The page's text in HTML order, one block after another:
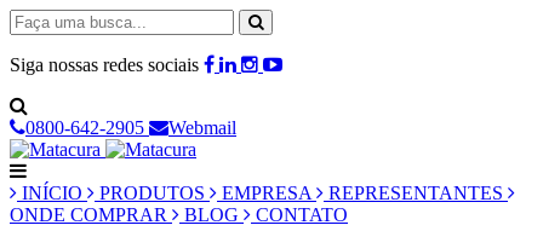
Siga nossas redes sociais
0800-642-2905 Webmail
INÍCIO PRODUTOS EMPRESA
REPRESENTANTES
ONDE COMPRAR
BLOG CONTATO